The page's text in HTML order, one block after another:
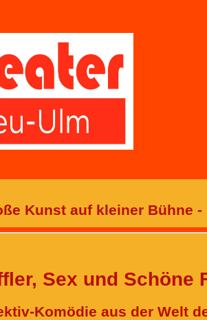
Kunst auf kleiner Bühne
Sex und Schöne
Komödie aus der Welt